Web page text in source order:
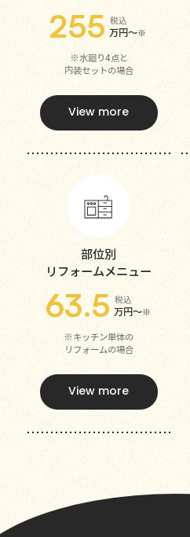
255 税込
万円～※
※水廻り4点と
内装セットの場合
View more
部位別
リフォームメニュー
63.5 税込
万円～※
※キッチン単体の
リフォームの場合
View more